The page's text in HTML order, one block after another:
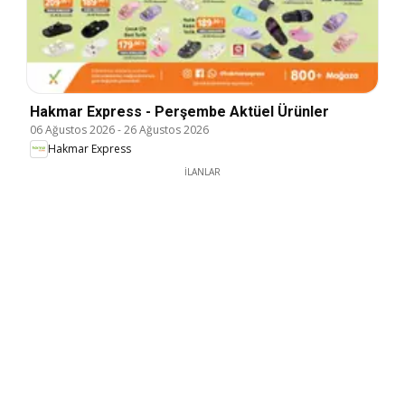
Hakmar Express - Perşembe Aktüel Ürünler
06 Ağustos 2026-26 Ağustos 2026
Hakmar Express
İLANLAR